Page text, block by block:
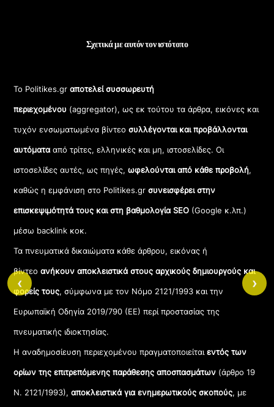
Σχετικά με αυτόν τον ιστότοπο
Το Politikes.grαποτελεί συσσωρευτή
περιεχομένου (aggregator), ως εκ τούτου τα άρθρα, εικόνες και
τυχόν ενσωματωμένα βίντεοσυλλέγονται και προβάλλονται
αυτόματααπό τρίτες, ελληνικές και μη, ιστοσελίδες. Οι
ιστοσελίδες αυτές, ως πηγές,ωφελούνται από κάθε προβολή,
καθώς η εμφάνιση στο Politikes.gr συνεισφέρει στην
επισκεψιμότητά τους και στη βαθμολογία SEO (Google κ.λπ.)
μέσω backlink κοκ.
Τα πνευματικά δικαιώματα κάθε άρθρου, εικόνας ή
βίντεοανήκουν αποκλειστικά στους αρχικούς δημιουργούς και
φορείς τους, σύμφωνα με τον Νόμο 2121/1993 και την
Ευρωπαϊκή Οδηγία 2019/790 (ΕΕ) περί προστασίας της
πνευματικής ιδιοκτησίας.
Η αναδημοσίευση περιεχομένου πραγματοποιείταιεντός των
ορίων της επιτρεπόμενης παράθεσης αποσπασμάτων (άρθρο 19
Ν. 2121/1993), αποκλειστικά για ενημερωτικούς σκοπούς, με
‹ ›